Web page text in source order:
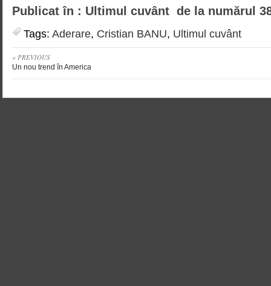
Publicat în : Ultimul cuvânt de la numărul
Tags: Aderare, Cristian BANU, Ultimul cuvânt
« PREVIOUS
Un nou trend în America